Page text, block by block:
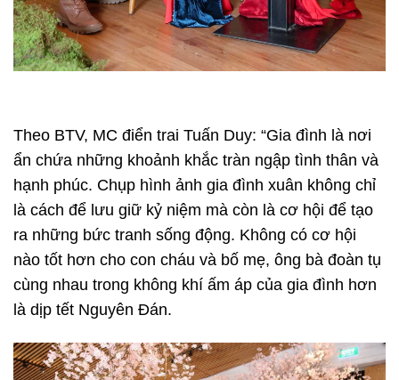
Theo BTV, MC điển trai Tuấn Duy: “Gia đình là nơi
ẩn chứa những khoảnh khắc tràn ngập tình thân và
hạnh phúc. Chụp hình ảnh gia đình xuân không chỉ
là cách để lưu giữ kỷ niệm mà còn là cơ hội để tạo
ra những bức tranh sống động. Không có cơ hội
nào tốt hơn cho con cháu và bố mẹ, ông bà đoàn tụ
cùng nhau trong không khí ấm áp của gia đình hơn
là dịp tết Nguyên Đán.